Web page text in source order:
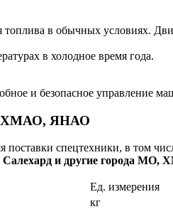
в обычных условиях.
в холодное время года.
и безопасное управление
ХМАО, ЯНАО
спецтехники, в том
Салехард и другие города
Ед. измерения
кг